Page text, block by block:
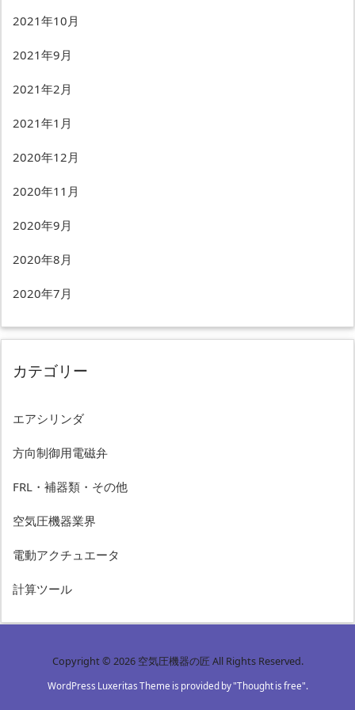
2021年10月
2021年9月
2021年2月
2021年1月
2020年12月
2020年11月
2020年9月
2020年8月
2020年7月
カテゴリー
エアシリンダ
方向制御用電磁弁
FRL・補器類・その他
空気圧機器業界
電動アクチュエータ
計算ツール
Copyright © 2026 空気圧機器の匠 All Rights Reserved.
WordPress Luxeritas Theme is provided by "Thought is free".